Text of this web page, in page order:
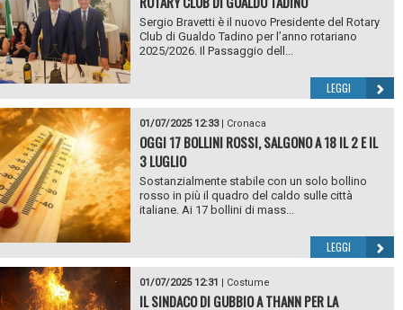
Sergio Bravetti è il nuovo Presidente del Rotary
Club di Gualdo Tadino per l’anno rotariano
2025/2026. Il Passaggio dell...
LEGGI
01/07/2025 12:33| Cronaca
OGGI 17 BOLLINI ROSSI, SALGONO A 18 IL 2 E IL
3 LUGLIO
Sostanzialmente stabile con un solo bollino
rosso in più il quadro del caldo sulle città
italiane. Ai 17 bollini di mass...
LEGGI
01/07/2025 12:31 Costume
IL SINDACO DI GUBBIO A THANN PER LA